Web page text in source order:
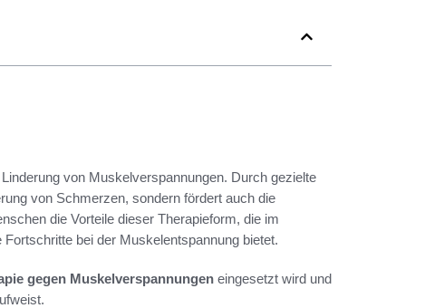
von Muskelverspannungen. Durch gezielte
von Schmerzen, sondern fördert auch die
die Vorteile dieser Therapieform, die im
bei der Muskelentspannung bietet.
gegen Muskelverspannungen eingesetzt wird und